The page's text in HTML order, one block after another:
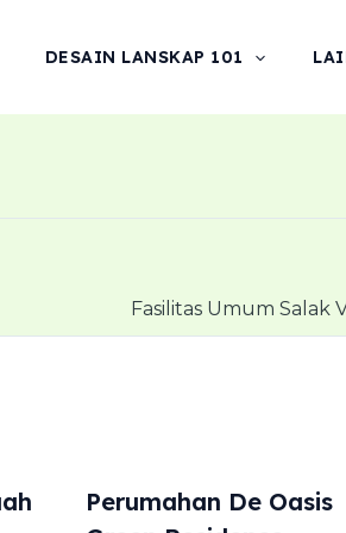
DESAIN LANSKAP 101
Fasilitas Umum Salak
Perumahan De Oasis